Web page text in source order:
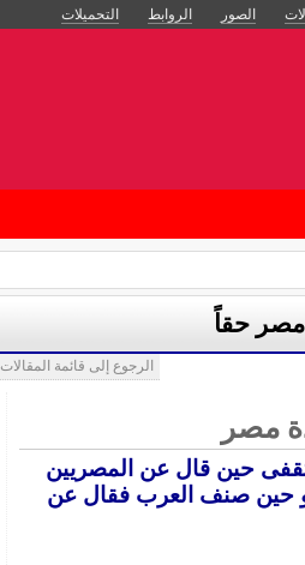
الصور الروابط التحميلات
حقاً
الرجوع إلى قائمة المقالات
مصر
حين قال عن المصريين
حين صنف العرب فقال عن